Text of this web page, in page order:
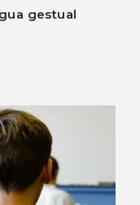
gestual